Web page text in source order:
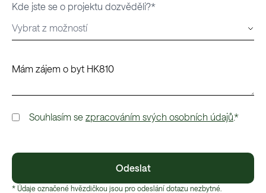
Kde jste se o projektu dozvěděli?*
Souhlasím se zpracováním svých osobních údajů.*
Odeslat
* Údaje označené hvězdičkou jsou pro odeslání dotazu nezbytné.